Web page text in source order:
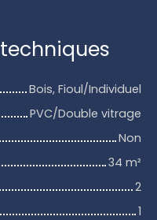
techniques
Bois, Fioul/Individuel
PVC/Double vitrage
Non
34 m²
2
1